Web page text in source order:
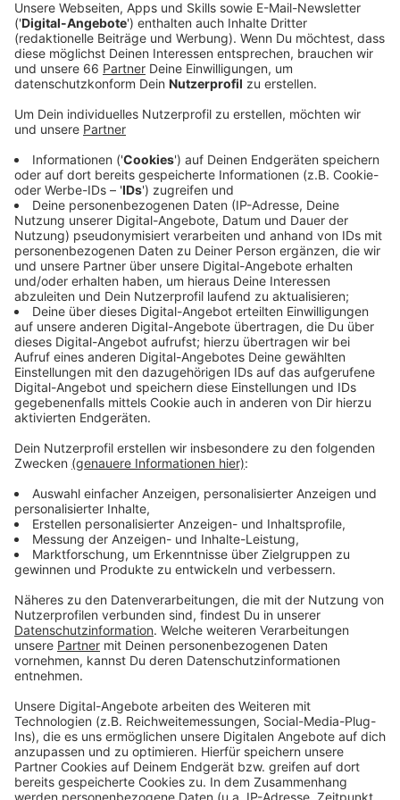
Nordstern die Brücke gebaut. Sie soll Ende
kommenden Jahres fertig sein.
Veröffentlicht:Montag, 15.11.2021 04:41
Anzeige
Die U81 wird in mehreren Abschnitten geplant. Der
erste Teil verbindet den Flughafen mit Messe und
Innenstadt. Neben der Brücke werden auch ein Tunnel
und ein U-Bahnhof unter dem Flughafen gebaut. Hier
laufen im Moment Aushubarbeiten. Mitte 2024 soll die
U81 ihren Betrieb aufnehmen. Im Moment gehe man
davon aus, dass das auch klappt, sagte ein
Stadtsprecher. Allerdings gebe es bei solchen
Projekten immer Risiken, etwa bei der
Materialbeschaffung. Parallel wird im Rathaus der
zweite Bauabschnitt vorbereitet, die Rheinquerung
zwischen Stockum und Lörick.
Anzeige
Weitere Infos und Links zum Thema:
Anzeige
Stadt Düsseldorf: Infos zu den Bauarbeiten für die
U81
Antenne Düsseldorf: Diskussionen über U81-
Rheinquerung
Anzeige